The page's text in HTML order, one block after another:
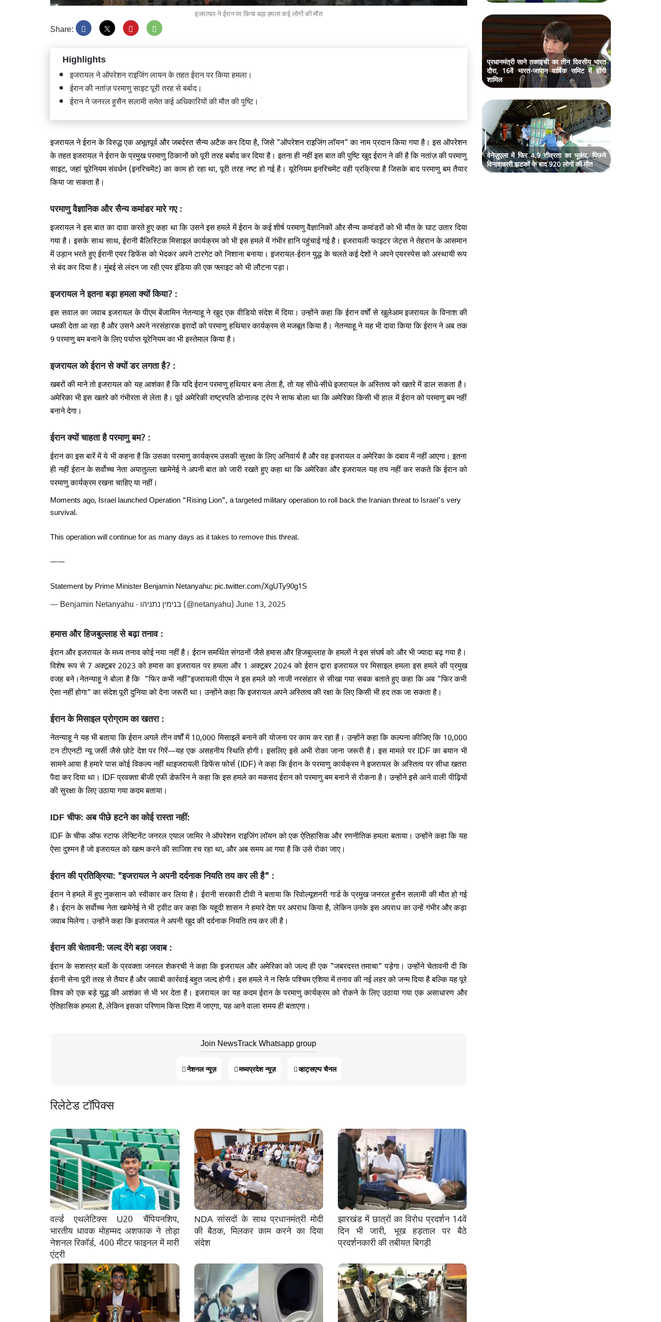
इजरायल ने ईरान पर किया बड़ा हमला कई लोगों की मौत
Share:
Highlights
इजरायल ने ऑपरेशन राइजिंग लायन के तहत ईरान​ पर किया हमला।
ईरान की नतांज़ परमाणु साइट पूरी तरह से बर्बाद।
ईरान ने जनरल हुसैन सलामी समेत कई अधिकारियों की मौत की पुष्टि।
इजरायल ने ईरान के विरुद्ध एक अभूतपूर्व और जबर्दस्त सैन्य अटैक कर दिया है, जिसे "ऑपरेशन राइजिंग लॉयन" का नाम प्रदान किया गया है। इस ऑपरेशन
के तहत इजरायल ने ईरान के प्रमुख परमाणु ठिकानों को पूरी तरह बर्बाद कर दिया है। इतना ही नहीं इस बात की पुष्टि खुद ईरान ने की है कि नतांज़ की परमाणु
साइट, जहां यूरेनियम संवर्धन (इनरिचमेंट) का काम हो रहा था, पूरी तरह नष्ट हो गई है। यूरेनियम इनरिचमेंट वही प्रक्रिया है जिसके बाद परमाणु बम तैयार
किया जा सकता है।
परमाणु वैज्ञानिक और सैन्य कमांडर मारे गए :
इजरायल ने इस बात का दावा करते हुए कहा था कि उसने इस हमले में ईरान के कई शीर्ष परमाणु वैज्ञानिकों और सैन्य कमांडरों को भी मौत के घाट उतार दिया
गया है। इसके साथ साथ, ईरानी बैलिस्टिक मिसाइल कार्यक्रम को भी इस हमले में गंभीर हानि पहुंचाई गई है। इजरायली फाइटर जेट्स ने तेहरान के आसमान
में उड़ान भरते हुए ईरानी एयर डिफेंस को भेदकर अपने टारगेट को निशाना बनाया।​ इजरायल-ईरान युद्ध के चलते कई देशों ने अपने एयरस्पेस को अस्थायी रूप
से बंद कर दिया है। मुंबई से लंदन जा रही एयर इंडिया की एक फ्लाइट को भी लौटना पड़ा।
इजरायल ने इतना बड़ा हमला क्यों किया? :
इस सवाल का जवाब इजरायल के पीएम बेंजामिन नेतन्याहू ने खुद एक वीडियो संदेश में दिया। उन्होंने कहा कि ईरान वर्षों से खुलेआम इजरायल के विनाश की
धमकी देता आ रहा है और उसने अपने नरसंहारक इरादों को परमाणु हथियार कार्यक्रम से मजबूत किया है। नेतन्याहू ने यह भी दावा किया कि ईरान ने अब तक
9 परमाणु बम बनाने के लिए पर्याप्त यूरेनियम का भी इस्तेमाल किया है।
इजरायल को ईरान से क्यों डर लगता है? :
खबरों की माने तो इजरायल को यह आशंका है कि यदि ईरान परमाणु हथियार बना लेता है, तो यह सीधे-सीधे इजरायल के अस्तित्व को खतरे में डाल सकता है।
अमेरिका भी इस खतरे को गंभीरता से लेता है। पूर्व अमेरिकी राष्ट्रपति डोनाल्ड ट्रंप ने साफ बोला था कि अमेरिका किसी भी हाल में ईरान को परमाणु बम नहीं
बनाने देगा।
ईरान क्यों चाहता है परमाणु बम? :
ईरान का इस बारें में ये भी कहना है कि उसका परमाणु कार्यक्रम उसकी सुरक्षा के लिए अनिवार्य है और वह इजरायल व अमेरिका के दबाव में नहीं आएगा। इतना
ही नहीं ईरान के सर्वोच्च नेता अयातुल्ला खामेनेई ने अपनी बात को जारी रखते हुए कहा था कि अमेरिका और इजरायल यह तय नहीं कर सकते कि ईरान को
परमाणु कार्यक्रम रखना चाहिए या नहीं।
Moments ago, Israel launched Operation “Rising Lion”, a targeted military operation to roll back the Iranian threat to Israel's very
survival.
This operation will continue for as many days as it takes to remove this threat.
——
Statement by Prime Minister Benjamin Netanyahu: pic.twitter.com/XgUTy90g1S
— Benjamin Netanyahu - בנימין נתניהו (@netanyahu)June 13, 2025
हमास और हिजबुल्लाह से बढ़ा तनाव :
ईरान और इजरायल के मध्य तनाव कोई नया नहीं है। ईरान समर्थित संगठनों जैसे हमास और हिजबुल्लाह के हमलों ने इस संघर्ष को और भी ज्यादा बढ़ गया है।
विशेष रूप से 7 अक्टूबर 2023 को हमास का इजरायल पर हमला और 1 अक्टूबर 2024 को ईरान द्वारा इजरायल पर मिसाइल हमला इस हमले की प्रमुख
वजह बने।नेतन्याहू ने बोला है कि "फिर कभी नहीं"इजरायली पीएम ने इस हमले को नाजी नरसंहार से सीखा गया सबक बताते हुए कहा कि अब "फिर कभी
ऐसा नहीं होगा" का संदेश पूरी दुनिया को देना जरूरी था। उन्होंने कहा कि इजरायल अपने अस्तित्व की रक्षा के लिए किसी भी हद तक जा सकता है।
ईरान के मिसाइल प्रोग्राम का खतरा :
नेतन्याहू ने यह भी बताया कि ईरान अगले तीन वर्षों में 10,000 मिसाइलें बनाने की योजना पर काम कर रहा है। उन्होंने कहा कि कल्पना कीजिए कि 10,000
टन टीएनटी न्यू जर्सी जैसे छोटे देश पर गिरें—यह एक असहनीय स्थिति होगी। इसलिए इसे अभी रोका जाना जरूरी है। इस मामले पर IDF का बयान भी
सामने आया है हमारे पास कोई विकल्प नहीं थाइजरायली डिफेंस फोर्स (IDF) ने कहा कि ईरान के परमाणु कार्यक्रम ने इजरायल के अस्तित्व पर सीधा खतरा
पैदा कर दिया था। IDF प्रवक्ता बीजी एफी डेफरिन ने कहा कि इस हमले का मकसद ईरान को परमाणु बम बनाने से रोकना है। उन्होंने इसे आने वाली पीढ़ियों
की सुरक्षा के लिए उठाया गया कदम बताया।
IDF चीफ: अब पीछे हटने का कोई रास्ता नहीं:
IDF के चीफ ऑफ स्टाफ लेफ्टिनेंट जनरल एयाल जामिर ने ऑपरेशन राइजिंग लॉयन को एक ऐतिहासिक और रणनीतिक हमला बताया। उन्होंने कहा कि यह
ऐसा दुश्मन है जो इजरायल को खत्म करने की साजिश रच रहा था, और अब समय आ गया है कि उसे रोका जाए।
ईरान की प्रतिक्रिया: "इजरायल ने अपनी दर्दनाक नियति तय कर ली है" :
ईरान ने हमले में हुए नुकसान को स्वीकार कर लिया है। ईरानी सरकारी टीवी ने बताया कि रिवोल्यूशनरी गार्ड के प्रमुख जनरल हुसैन सलामी की मौत हो गई
है। ईरान के सर्वोच्च नेता खामेनेई ने भी ट्वीट कर कहा कि यहूदी शासन ने हमारे देश पर अपराध किया है, लेकिन उनके इस अपराध का उन्हें गंभीर और कड़ा
जवाब मिलेगा। उन्होंने कहा कि इजरायल ने अपनी खुद की दर्दनाक नियति तय कर ली है।
ईरान की चेतावनी: जल्द देंगे बड़ा जवाब :
ईरान के सशस्त्र बलों के प्रवक्ता जनरल शेकरची ने कहा कि इजरायल और अमेरिका को जल्द ही एक "जबरदस्त तमाचा" पड़ेगा। उन्होंने चेतावनी दी कि
ईरानी सेना पूरी तरह से तैयार है और जवाबी कार्रवाई बहुत जल्द होगी। इस हमले ने न सिर्फ पश्चिम एशिया में तनाव की नई लहर को जन्म दिया है बल्कि यह पूरे
विश्व को एक बड़े युद्ध की आशंका से भी भर देता है। इजरायल का यह कदम ईरान के परमाणु कार्यक्रम को रोकने के लिए उठाया गया एक असाधारण और
ऐतिहासिक हमला है, लेकिन इसका परिणाम किस दिशा में जाएगा, यह आने वाला समय ही बताएगा।
Join NewsTrack Whatsapp group
नेशनल न्यूज़ मध्यप्रदेश न्यूज़ व्हाट्सएप्प चैनल
रिलेटेड टॉपिक्स
वर्ल्ड एथलेटिक्स U20 चैंपियनशिप,
भारतीय धावक मोहम्मद अशफाक ने तोड़ा
नेशनल रिकॉर्ड, 400 मीटर फाइनल में मारी
एंट्री
NDA सांसदों के साथ प्रधानमंत्री मोदी
की बैठक, मिलकर काम करने का दिया
संदेश
झारखंड में छात्रों का विरोध प्रदर्शन 14वें
दिन भी जारी, भूख हड़ताल पर बैठे
प्रदर्शनकारी की तबीयत बिगड़ी
दौरा, 16वें भारत-जापान वार्षिक समिट में होंगी
शामिल
वेनेज़ुएला में फिर 4.9 तीव्रता का भूकंप, पिछले
विनाशकारी झटकों के बाद 920 लोगों की मौत
प्रधानमंत्री साने तकाइची का तीन दिवसीय भारत
दौरा, 16वें भारत-जापान वार्षिक समिट में होंगी
शामिल
वेनेज़ुएला में फिर 4.9 तीव्रता का भूकंप, पिछले
विनाशकारी झटकों के बाद 920 लोगों की मौत